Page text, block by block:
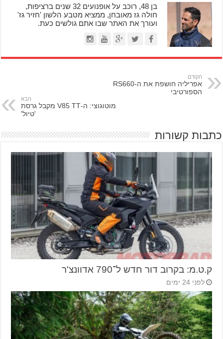
בן 48, רוכב על אופנועים 32 שנים ברציפות,
חולה גז מאובחן, ממציא מטבע הלשון 'חזיר גז'
ועורך את האתר שבו אתם גולשים כעת.
הקודם
אפריליה חושפת את ה-RS660
הספורטיבי
הבא
מוטוגוצי: ה-V85 TT מקבל גרסת
'טיול'
כתבות קשורות
ק.ט.מ: בקרוב דור חדש ל־790 אדוונצ'ר
לפני 24 ימים